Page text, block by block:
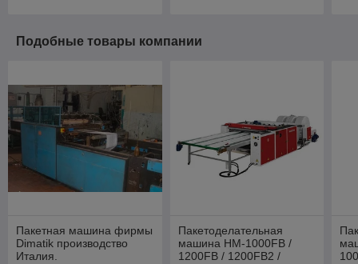
Подобные товары компании
Пакетная машина фирмы
Dimatik производство
Италия.
Пакетоделательная
машина HM-1000FB /
1200FB / 1200FB2 /